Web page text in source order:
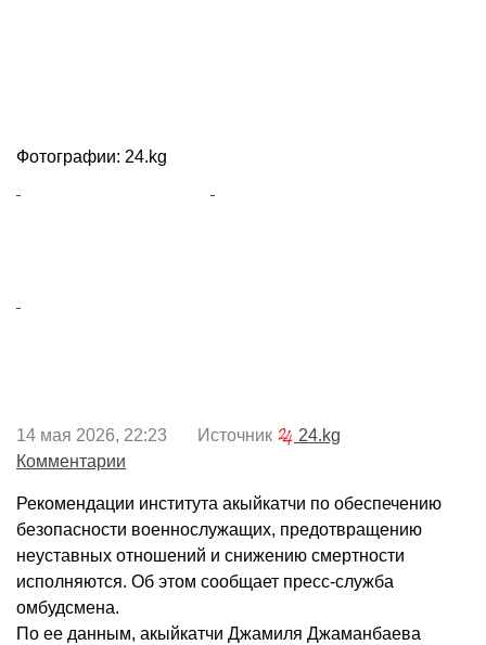
Фотографии: 24.kg
14 мая 2026, 22:23 Источник
24.kg
Комментарии
Рекомендации института акыйкатчи по обеспечению
безопасности военнослужащих, предотвращению
неуставных отношений и снижению смертности
исполняются. Об этом сообщает пресс-служба
омбудсмена.
По ее данным, акыйкатчи Джамиля Джаманбаева